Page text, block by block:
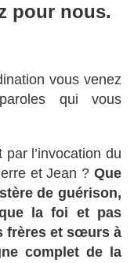
pour nous.
vous venez
qui vous
l’invocation du
et Jean ? Que
de guérison,
que la foi et pas
frères et sœurs à
complet de la